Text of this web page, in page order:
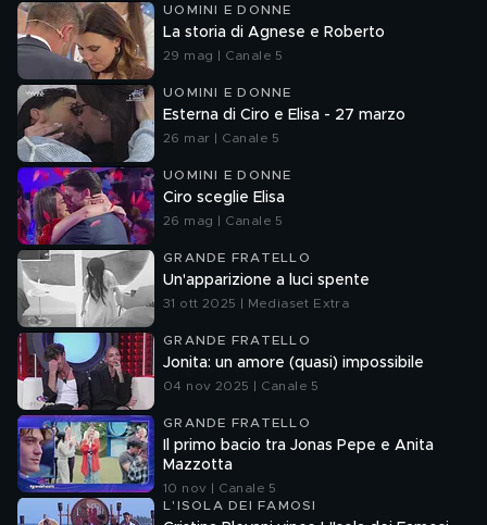
UOMINI E DONNE
La storia di Agnese e Roberto
29 mag | Canale 5
UOMINI E DONNE
Esterna di Ciro e Elisa - 27 marzo
26 mar | Canale 5
UOMINI E DONNE
Ciro sceglie Elisa
26 mag | Canale 5
GRANDE FRATELLO
Un'apparizione a luci spente
31 ott 2025 | Mediaset Extra
GRANDE FRATELLO
Jonita: un amore (quasi) impossibile
04 nov 2025 | Canale 5
GRANDE FRATELLO
Il primo bacio tra Jonas Pepe e Anita
Mazzotta
10 nov | Canale 5
L'ISOLA DEI FAMOSI